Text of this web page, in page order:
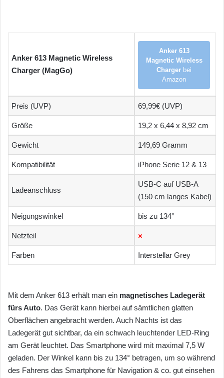
Anker 613 Magnetic Wireless
Charger (MagGo)
Anker 613
Magnetic Wireless
Charger bei
Amazon
Preis (UVP) 69,99€ (UVP)
Größe 19,2 x 6,44 x 8,92 cm
Gewicht 149,69 Gramm
Kompatibilität iPhone Serie 12 & 13
Ladeanschluss
USB-C auf USB-A
(150 cm langes Kabel)
Neigungswinkel bis zu 134°
Netzteil ×
Farben Interstellar Grey
Mit dem Anker 613 erhält man ein magnetisches Ladegerät
fürs Auto. Das Gerät kann hierbei auf sämtlichen glatten
Oberflächen angebracht werden. Auch Nachts ist das
Ladegerät gut sichtbar, da ein schwach leuchtender LED-Ring
am Gerät leuchtet. Das Smartphone wird mit maximal 7,5 W
geladen. Der Winkel kann bis zu 134° betragen, um so während
des Fahrens das Smartphone für Navigation & co. gut einsehen